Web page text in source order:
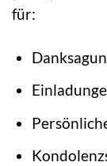
für: